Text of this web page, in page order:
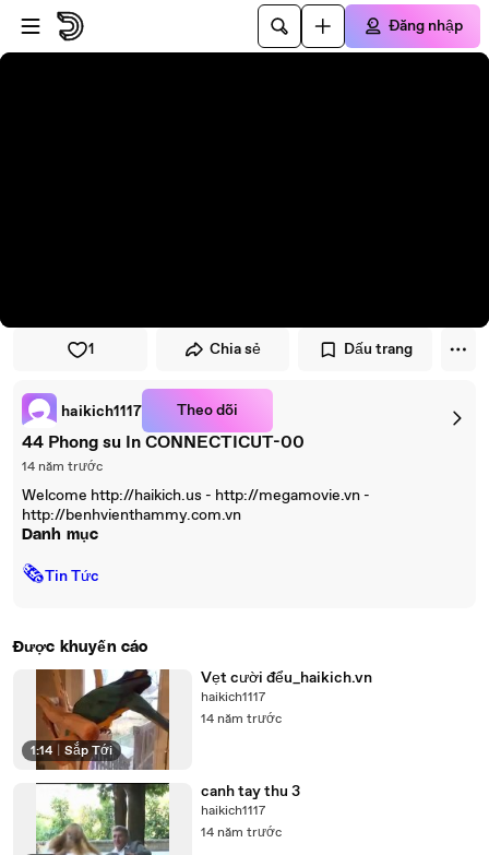
Đi đến trình phát
Đi đến nội dung chính
Đăng nhập
1 Chia sẻ Dấu trang
haikich1117 Theo dõi
44 Phong su In CONNECTICUT-00
14 năm trước
Welcome http://haikich.us - http://megamovie.vn -
http://benhvienthammy.com.vn
Danh mục
🗞Tin Tức
Được khuyến cáo
1:14 Sắp Tới
Vẹt cười đểu_haikich.vn
haikich1117
14 năm trước
canh tay thu 3
haikich1117
14 năm trước